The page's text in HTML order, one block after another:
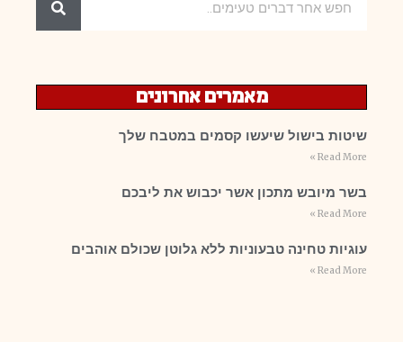
מאמרים אחרונים
שיטות בישול שיעשו קסמים במטבח שלך
Read More »
בשר מיובש מתכון אשר יכבוש את ליבכם
Read More »
עוגיות טחינה טבעוניות ללא גלוטן שכולם אוהבים
Read More »